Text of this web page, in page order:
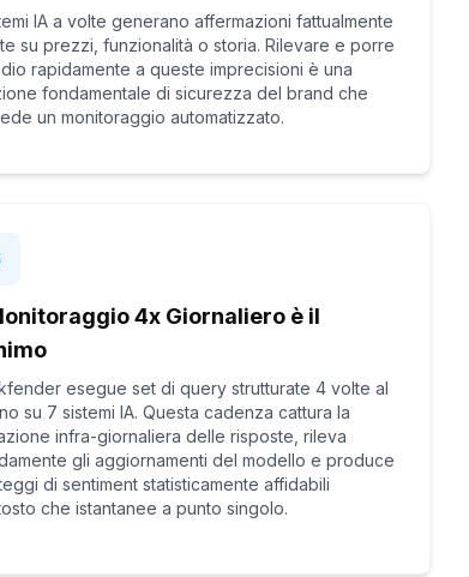
IA a volte generano affermazioni fattualmente
su prezzi, funzionalità o storia. Rilevare e porre
rapidamente a queste imprecisioni è una
fondamentale di sicurezza del brand che
un monitoraggio automatizzato.
4x Giornaliero è il
esegue set di query strutturate 4 volte al
su 7 sistemi IA. Questa cadenza cattura la
infra-giornaliera delle risposte, rileva
gli aggiornamenti del modello e produce
di sentiment statisticamente affidabili
che istantanee a punto singolo.